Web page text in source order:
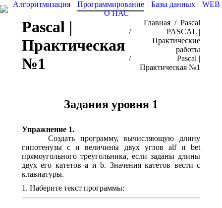
Алгоритмизация Программирование Базы данных
WEB
О НАС
Pascal |
Практическая
№1
Вы здесь:Главная
Pascal
PASCAL |
Практические
работы
Pascal |
Практическая №1
Задания уровня 1
Упражнение 1.
Создать программу, вычисляющую длину
гипотенузы c и величины двух углов alf и bet
прямоугольного треугольника, если заданы длины
двух его катетов a и b. Значения катетов вести с
клавиатуры.
1. Наберите текст программы: